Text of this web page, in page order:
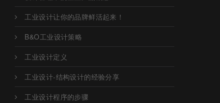
工业设计让你的品牌鲜活起来！
B&O工业设计策略
工业设计定义
工业设计-结构设计的经验分享
工业设计程序的步骤